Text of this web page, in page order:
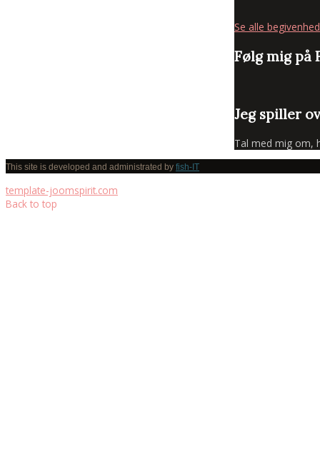
Se alle
Følg mig på
Jeg spiller
Tal med mig om,
This site is developed and administrated by fish-IT
template-joomspirit.com
Back to top